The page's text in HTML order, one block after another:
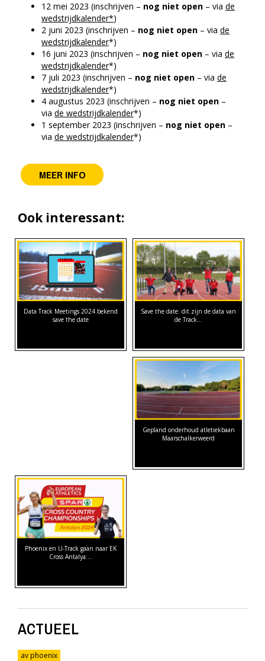
12 mei 2023 (inschrijven – nog niet open – via de
wedstrijdkalender*)
2 juni 2023 (inschrijven – nog niet open – via de
wedstrijdkalender*)
16 juni 2023 (inschrijven – nog niet open – via de
wedstrijdkalender*)
7 juli 2023 (inschrijven – nog niet open – via de
wedstrijdkalender*)
4 augustus 2023 (inschrijven – nog niet open –
via de wedstrijdkalender*)
1 september 2023 (inschrijven – nog niet open –
via de wedstrijdkalender*)
MEER INFO
Ook interessant:
Data Track Meetings 2024 bekend
save the date
Save the date: dit zijn de data van
de Track…
Gepland onderhoud atletiekbaan
Maarschalkerweerd
Phoenix en U-Track gaan naar EK
Cross Antalya:…
ACTUEEL
av phoenix